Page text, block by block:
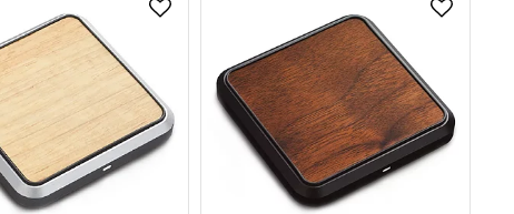
Lägg till i favoritlistan